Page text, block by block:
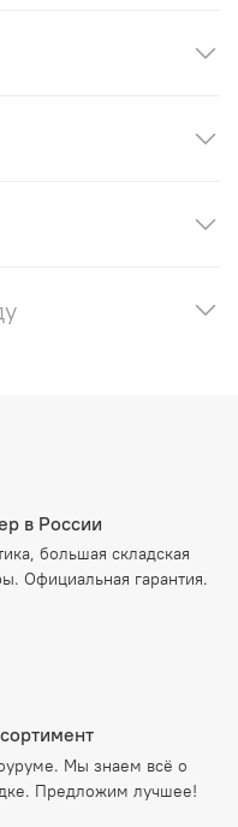
в России
большая складская
Официальная гарантия.
Мы знаем всё о
Предложим лучшее!